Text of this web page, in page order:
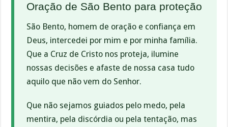
Oração de São Bento para proteção
São Bento, homem de oração e confiança em
Deus, intercedei por mim e por minha família.
Que a Cruz de Cristo nos proteja, ilumine
nossas decisões e afaste de nossa casa tudo
aquilo que não vem do Senhor.
Que não sejamos guiados pelo medo, pela
mentira, pela discórdia ou pela tentação, mas